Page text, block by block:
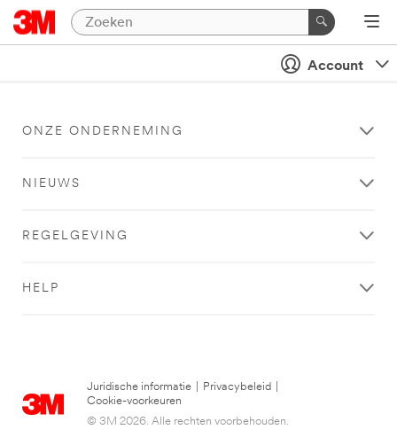
Account
ONZE ONDERNEMING
NIEUWS
REGELGEVING
HELP
Juridische informatie Privacybeleid
Cookie-voorkeuren
© 3M 2026. Alle rechten voorbehouden.